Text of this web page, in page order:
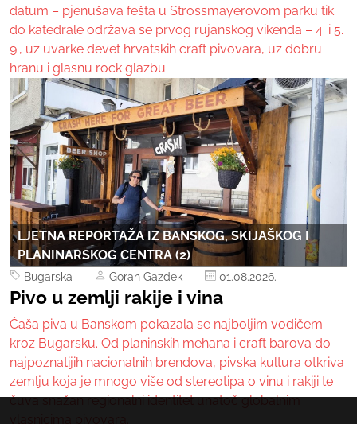
datum – pjenušava fešta u Strossmayerovom parku tik
do katedrale održava se prvog rujanskog vikenda – 4. i 5.
9., uz uvarke devet hrvatskih craft pivovara, uz dobru
hranu i glasnu rock glazbu.
LJETNA REPORTAŽA IZ BANSKOG, SKIJAŠKOG I
PLANINARSKOG CENTRA (2)
Bugarska Goran Gazdek 01.08.2026.
Pivo u zemlji rakije i vina
Čaša piva u Banskom pokazala se najboljim vodičem
kroz Bugarsku. Od planinskih mehana i craft barova do
najpoznatijih nacionalnih brendova, pivska kultura otkriva
zemlju koja je mnogo više od stereotipa o vinu i rakiji te
čuva snažan regionalni identitet unatoč globalnim